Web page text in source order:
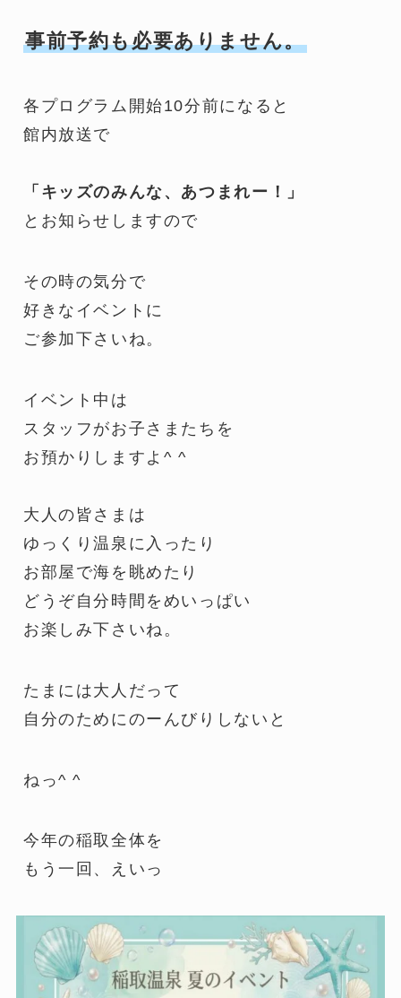
事前予約も必要ありません。
各プログラム開始10分前になると
館内放送で
「キッズのみんな、あつまれー！」
とお知らせしますので
その時の気分で
好きなイベントに
ご参加下さいね。
イベント中は
スタッフがお子さまたちを
お預かりしますよ^ ^
大人の皆さまは
ゆっくり温泉に入ったり
お部屋で海を眺めたり
どうぞ自分時間をめいっぱい
お楽しみ下さいね。
たまには大人だって
自分のためにのーんびりしないと
ねっ^ ^
今年の稲取全体を
もう一回、えいっ